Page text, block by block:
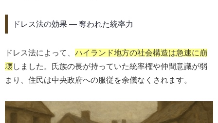
ドレス法の効果 ― 奪われた統率力
ドレス法によって、 ハイランド地方の社会構造は急速に崩
壊しました。氏族の長が持っていた統率権や仲間意識が弱
まり、住民は中央政府への服従を余儀なくされます。